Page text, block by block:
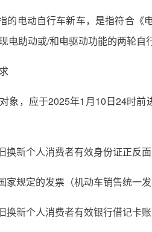
的电动自行车新车，是指符合《
电助动或/和电驱动功能的两轮自
象，应于2025年1月10日24时
换新个人消费者有效身份证正反
家规定的发票（机动车销售统一
换新个人消费者有效银行借记卡